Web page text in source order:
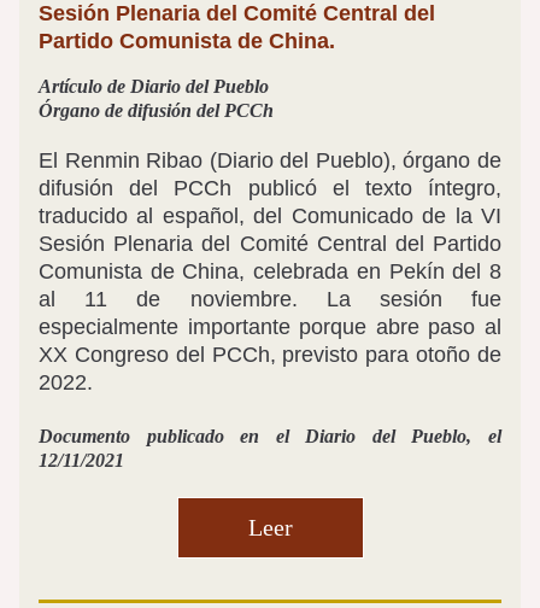
Sesión Plenaria del Comité Central del
Partido Comunista de China.
Artículo de Diario del Pueblo
Órgano de difusión del PCCh
El Renmin Ribao (Diario del Pueblo), órgano de
difusión del PCCh publicó el texto íntegro,
traducido al español, del Comunicado de la VI
Sesión Plenaria del Comité Central del Partido
Comunista de China, celebrada en Pekín del 8
al 11 de noviembre. La sesión fue
especialmente importante porque abre paso al
XX Congreso del PCCh, previsto para otoño de
2022.
Documento publicado en el Diario del Pueblo, el
12/11/2021
Leer